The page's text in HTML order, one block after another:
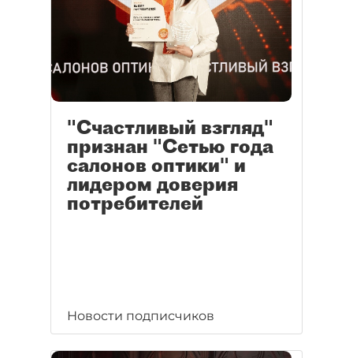
"Счастливый взгляд"
признан "Сетью года
салонов оптики" и
лидером доверия
потребителей
Новости подписчиков